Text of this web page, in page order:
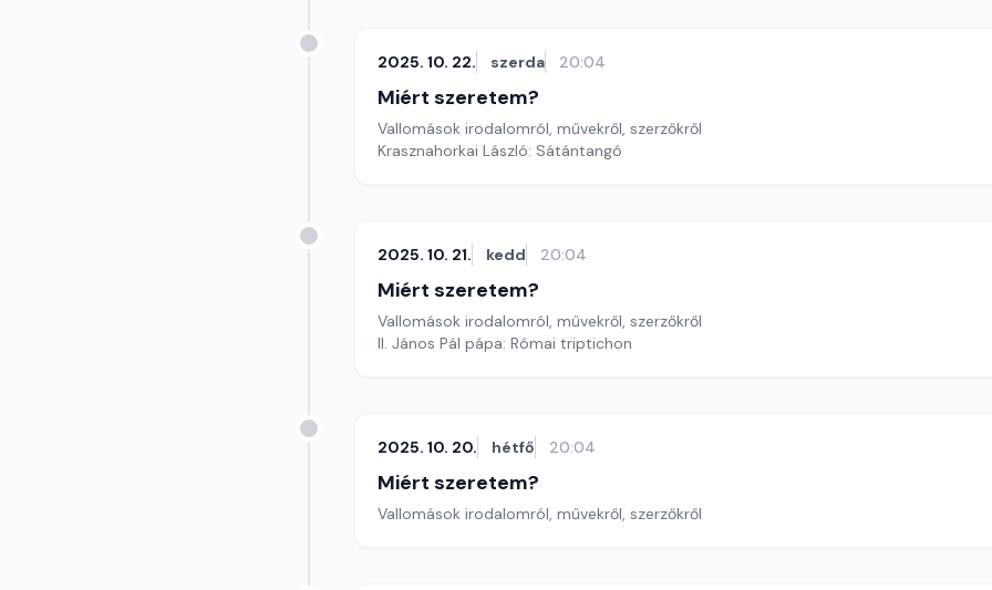
2025. 10. 22. szerda 20:04
Miért szeretem?
Vallomások irodalomról, művekről, szerzőkről
Krasznahorkai László: Sátántangó
2025. 10. 21. kedd 20:04
Miért szeretem?
Vallomások irodalomról, művekről, szerzőkről
II. János Pál pápa: Római triptichon
2025. 10. 20. hétfő 20:04
Miért szeretem?
Vallomások irodalomról, művekről, szerzőkről